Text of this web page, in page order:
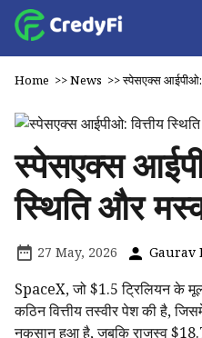
Home >>News >>स्पेसएक्स आईपीओ:
स्पेसएक्स
स्थिति और
27 May, 2026 Gaurav
SpaceX, जो $1.5 ट्रिलियन के
कठिन वित्तीय तस्वीर पेश की है,
नुकसान हुआ है, जबकि राजस्व